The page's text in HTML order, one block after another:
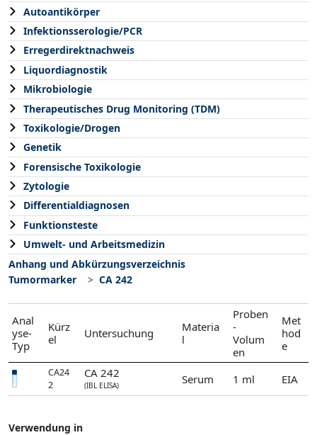
Autoantikörper
Infektionsserologie/PCR
Erregerdirektnachweis
Liquordiagnostik
Mikrobiologie
Therapeutisches Drug Monitoring (TDM)
Toxikologie/Drogen
Genetik
Forensische Toxikologie
Zytologie
Differentialdiagnosen
Funktionsteste
Umwelt- und Arbeitsmedizin
Anhang und Abkürzungsverzeichnis
Tumormarker
CA 242
Anal
yse-
Typ
Kürz
el
Untersuchung
Materia
l
Proben
-
Volum
en
Met
hod
e
CA24
2
CA 242
(IBL ELISA) Serum 1 ml EIA
Verwendung in